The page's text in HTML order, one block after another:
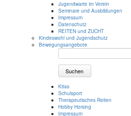
Jugendwarte im Verein
Seminare und Ausbildungen
Impressum
Datenschutz
REITEN und ZUCHT
Kindeswohl und Jugendschutz
Bewegungsangebote
Suchen
Kitas
Schulsport
Therapeutisches Reiten
Hobby Horsing
Impressum